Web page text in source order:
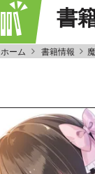
書
ホーム 書籍情報